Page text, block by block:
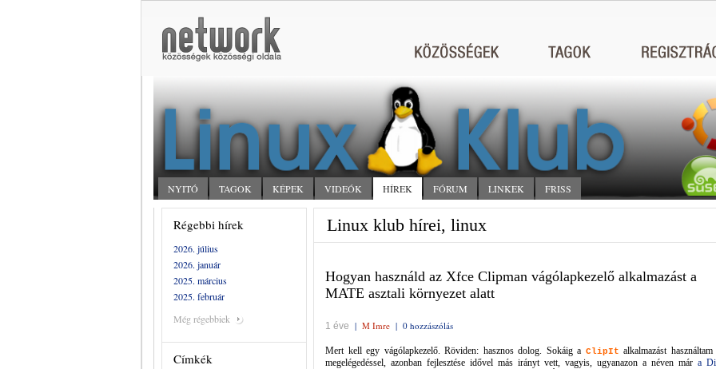
NYITÓ TAGOK KÉPEK VIDEÓK HÍREK FÓRUM LINKEK FRISS
Régebbi hírek
2026. július
2026. január
2025. március
2025. február
Még régebbiek
Címkék
Linux klub hírei, linux
Hogyan használd az Xfce Clipman vágólapkezelő alkalmazást a
MATE asztali környezet alatt
1 éve | M Imre | 0 hozzászólás
Mert kell egy vágólapkezelő. Röviden: hasznos dolog. Sokáig a ClipIt alkalmazást
megelégedéssel, azonban fejlesztése idővel más irányt vett, vagyis, ugyanazon a néven már a